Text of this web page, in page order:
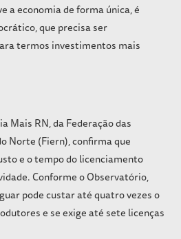
a economia de forma única, é
que precisa ser
termos investimentos mais
Mais RN, da Federação das
Norte (Fiern), confirma que
e o tempo do licenciamento
Conforme o Observatório,
pode custar até quatro vezes o
e se exige até sete licenças